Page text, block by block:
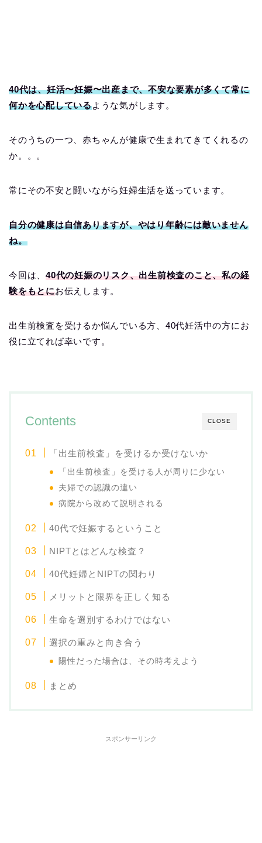
40代は、妊活〜妊娠〜出産まで、不安な要素が多くて常に
何かを心配しているような気がします。
そのうちの一つ、赤ちゃんが健康で生まれてきてくれるの
か。。。
常にその不安と闘いながら妊婦生活を送っています。
自分の健康は自信ありますが、やはり年齢には敵いません
ね。
今回は、40代の妊娠のリスク、出生前検査のこと、私の経
験をもとにお伝えします。
出生前検査を受けるか悩んでいる方、40代妊活中の方にお
役に立てれば幸いです。
CLOSE
Contents
「出生前検査」を受けるか受けないか
「出生前検査」を受ける人が周りに少ない
夫婦での認識の違い
病院から改めて説明される
40代で妊娠するということ
NIPTとはどんな検査？
40代妊婦とNIPTの関わり
メリットと限界を正しく知る
生命を選別するわけではない
選択の重みと向き合う
陽性だった場合は、その時考えよう
まとめ
スポンサーリンク